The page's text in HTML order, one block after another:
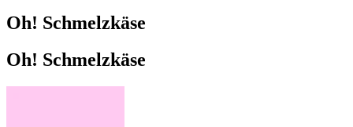
Oh! Schmelzkäse
Oh! Schmelzkäse